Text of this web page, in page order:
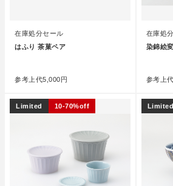
在庫処分セール
はふり 茶菓ペア
参考上代5,000円
在庫処
染錦絵
参考上代
Limited 10-70%off Limited